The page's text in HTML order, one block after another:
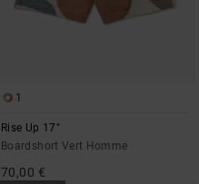
1
Rise Up 17"
Boardshort Vert Homme
70,00 €